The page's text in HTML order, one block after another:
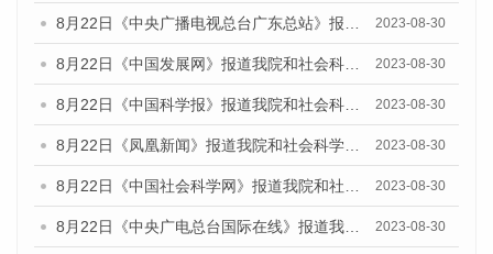
8月22日《中央广播电视总台广东总站》报道我院和社会科学文献出版社联合发布《广州数字经济发展报告（2023）》蓝皮书的媒体报道 2023-08-30
8月22日《中国发展网》报道我院和社会科学文献出版社联合发布《广州数字经济发展报告（2023）》蓝皮书的媒体报道 2023-08-30
8月22日《中国科学报》报道我院和社会科学文献出版社联合发布《广州数字经济发展报告（2023）》蓝皮书的媒体报道 2023-08-30
8月22日《凤凰新闻》报道我院和社会科学文献出版社联合发布《广州数字经济发展报告（2023）》蓝皮书的媒体报道 2023-08-30
8月22日《中国社会科学网》报道我院和社会科学文献出版社联合发布《广州数字经济发展报告（2023）》蓝皮书的媒体报道 2023-08-30
8月22日《中央广电总台国际在线》报道我院和社会科学文献出版社联合发布《广州数字经济发展报告（2023）》蓝皮书的媒体报道 2023-08-30